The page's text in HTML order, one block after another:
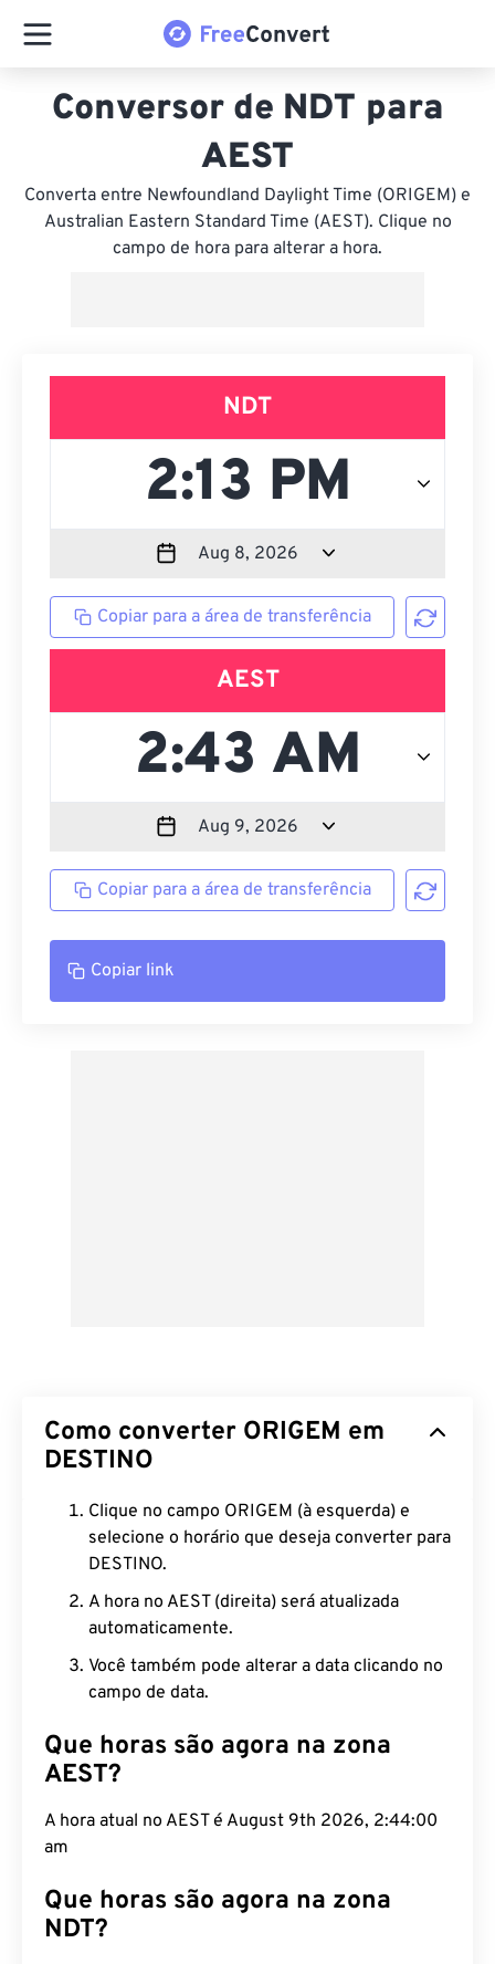
Conversor de NDT para
AEST
Converta entre Newfoundland Daylight Time (ORIGEM) e
Australian Eastern Standard Time (AEST). Clique no
campo de hora para alterar a hora.
NDT
Copiar para a área de transferência
AEST
Copiar para a área de transferência
Copiar link
Como converter ORIGEM em
DESTINO
Clique no campo ORIGEM (à esquerda) e
selecione o horário que deseja converter para
DESTINO.
A hora no AEST (direita) será atualizada
automaticamente.
Você também pode alterar a data clicando no
campo de data.
Que horas são agora na zona
AEST?
A hora atual no AEST é August 9th 2026, 2:44:01
am
Que horas são agora na zona
NDT?